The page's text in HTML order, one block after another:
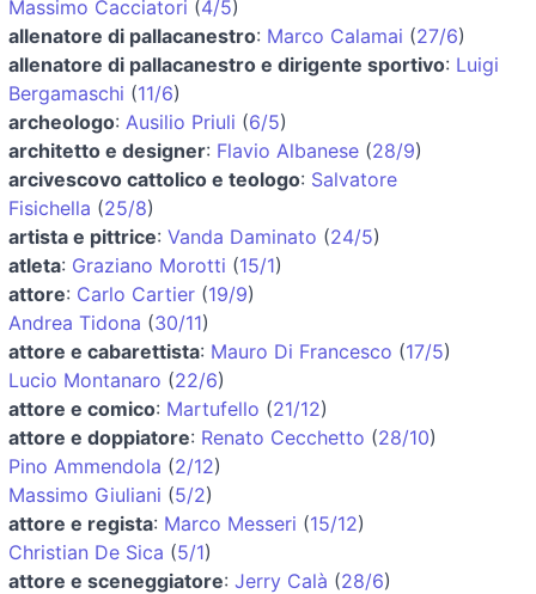
Massimo Cacciatori (4/5)
allenatore di pallacanestro: Marco Calamai (27/6)
allenatore di pallacanestro e dirigente sportivo: Luigi
Bergamaschi (11/6)
archeologo: Ausilio Priuli (6/5)
architetto e designer: Flavio Albanese (28/9)
arcivescovo cattolico e teologo: Salvatore
Fisichella (25/8)
artista e pittrice: Vanda Daminato (24/5)
atleta: Graziano Morotti (15/1)
attore: Carlo Cartier (19/9)
Andrea Tidona (30/11)
attore e cabarettista: Mauro Di Francesco (17/5)
Lucio Montanaro (22/6)
attore e comico: Martufello (21/12)
attore e doppiatore: Renato Cecchetto (28/10)
Pino Ammendola (2/12)
Massimo Giuliani (5/2)
attore e regista: Marco Messeri (15/12)
Christian De Sica (5/1)
attore e sceneggiatore: Jerry Calà (28/6)